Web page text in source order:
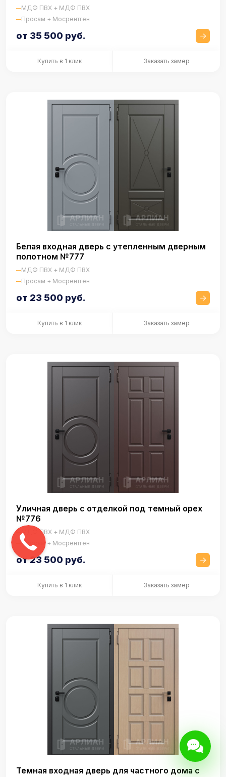
МДФ ПВХ + МДФ ПВХ
Просам + Мосрентген
от 35 500 руб.
Купить в 1 клик Заказать замер
Белая входная дверь с утепленным дверным
полотном №777
МДФ ПВХ + МДФ ПВХ
Просам + Мосрентген
от 23 500 руб.
Купить в 1 клик Заказать замер
Уличная дверь с отделкой под темный орех
№776
МДФ ПВХ + МДФ ПВХ
Просам + Мосрентген
от 23 500 руб.
Купить в 1 клик Заказать замер
Темная входная дверь для частного дома с